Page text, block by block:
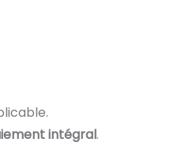
intégral.